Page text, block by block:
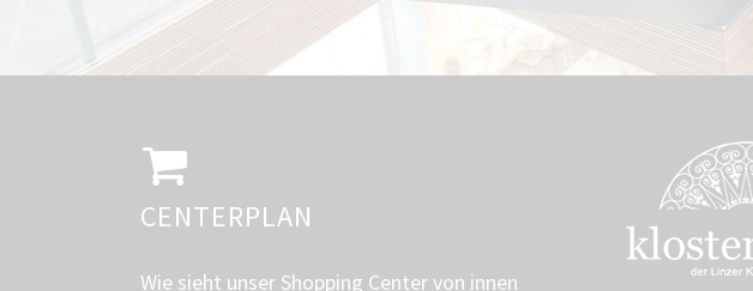
CENTERPLAN
Wie sieht unser Shopping Center von innen